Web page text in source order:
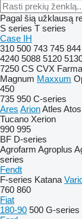
Pagal šią užklausą
S series T series
Case IH
310 500 743 745 844
4240 5088 5120
7250 CS CVX
Magnum Maxxum
450
735 950 C-series
Ares ArionAtles Atos
Tucano Xerion
990 995
BF D-series
Agrofarm Agroplus
series
Fendt
F-series Katana
760 860
Fiat
180-90 500 G-series